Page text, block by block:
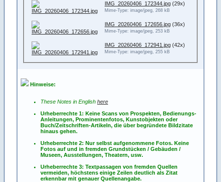
IMG_20260406_172344.jpg (29x)
Mime-Type: image/jpeg, 268 kB
IMG_20260406_172656.jpg (36x)
Mime-Type: image/jpeg, 253 kB
IMG_20260406_172941.jpg (42x)
Mime-Type: image/jpeg, 255 kB
Hinweise:
These Notes in English here
Urheberrechte 1: Keine Scans von Prospekten, Bedienungs-
Anleitungen, Prominentenfotos, Kunstobjekten oder
Buch/Zeitschriften-Artikeln, die über begründete Bildzitate
hinaus gehen.
Urheberrechte 2: Nur selbst aufgenommene Fotos. Keine
Fotos auf und in fremden Grundstücken / Gebäuden /
Museen, Ausstellungen, Theatern, usw.
Urheberrechte 3: Textpassagen von fremden Quellen
vermeiden, höchstens einige Zeilen deutlich als Zitat
erkennbar mit genauer Quellenangabe.